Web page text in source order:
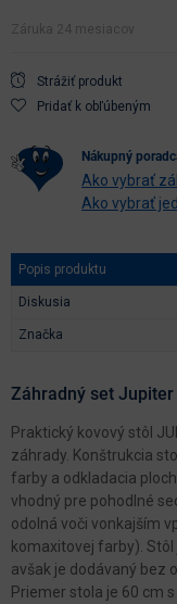
Záruka 24 mesiacov
Strážiť produkt
Pridať k obľúbeným
nákupný
Ako vybrať
Ako vybrať
Popis produktu
Diskusia
Značka
Záhradný set
Praktický kovový stôl
záhrady. Konštrukcia
farby a odkladacia
vhodný pre pohodlné
odolná voči vonkajším
komaxitovej farby).
avšak je dodávaný bez
Priemer stola je 60 cm